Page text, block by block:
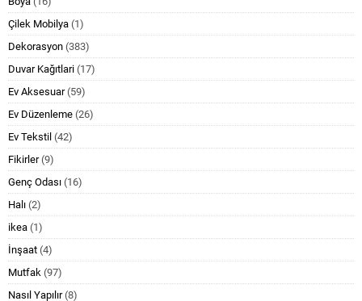
Çilek Mobilya (1)
Dekorasyon (383)
Duvar Kağıtlari (17)
Ev Aksesuar(59)
Ev Düzenleme (26)
Ev Tekstil (42)
Fikirler(9)
Genç Odası (16)
Halı (2)
ikea (1)
İnşaat (4)
Mutfak (97)
Nasıl Yapılır(8)